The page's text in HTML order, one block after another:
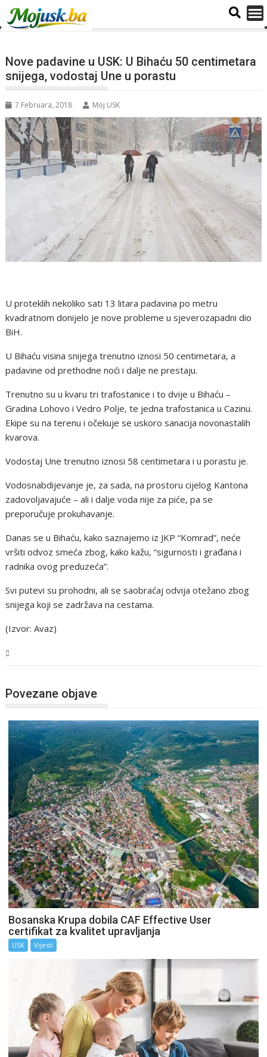
Nove padavine u USK: U Bihaću 50 centimetara
snijega, vodostaj Une u porastu
7 Februara, 2018 Moj USK
U proteklih nekoliko sati 13 litara padavina po metru
kvadratnom donijelo je nove probleme u sjeverozapadni dio
BiH.
U Bihaću visina snijega trenutno iznosi 50 centimetara, a
padavine od prethodne noći i dalje ne prestaju.
Trenutno su u kvaru tri trafostanice i to dvije u Bihaću –
Gradina Lohovo i Vedro Polje, te jedna trafostanica u Cazinu.
Ekipe su na terenu i očekuje se uskoro sanacija novonastalih
kvarova.
Vodostaj Une trenutno iznosi 58 centimetara i u porastu je.
Vodosnabdijevanje je, za sada, na prostoru cijelog Kantona
zadovoljavajuće – ali i dalje voda nije za piće, pa se
preporučuje prokuhavanje.
Danas se u Bihaću, kako saznajemo iz JKP “Komrad”, neće
vršiti odvoz smeća zbog, kako kažu, “sigurnosti i građana i
radnika ovog preduzeća”.
Svi putevi su prohodni, ali se saobraćaj odvija otežano zbog
snijega koji se zadržava na cestama.
(Izvor: Avaz)
Povezane objave
Bosanska Krupa dobila CAF Effective User
certifikat za kvalitet upravljanja
USK Vijesti